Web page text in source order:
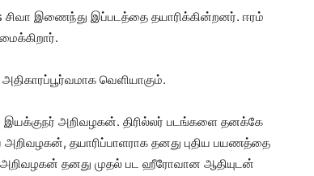
சிவா இணைந்து இப்படத்தை தயாரிக்கின்றனர். ஈரம்
வெளியாகும்.
இயக்குநர் அறிவழகன். திரில்லர் படங்களை தனக்கே
அறிவழகன், தயாரிப்பாளராக தனது புதிய பயணத்தை
அறிவழகன் தனது முதல் பட ஹீரோவான ஆதியுடன்